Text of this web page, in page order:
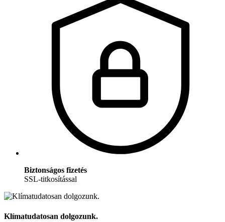
Biztonságos fizetés
SSL-titkosítással
Klímatudatosan dolgozunk.